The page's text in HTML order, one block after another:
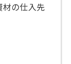
材の仕入先